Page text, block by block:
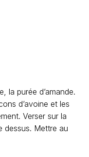
la purée d’amande.
d’avoine et les
Verser sur la
dessus. Mettre au